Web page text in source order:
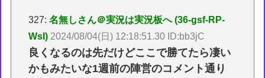
327:名無しさん＠実況は実況板へ (36-gsf-RP-
WsI) 2024/08/04(日) 12:18:51.30 ID:bb3jC
良くなるのは先だけどここで勝てたら凄い
かもみたいな1週前の陣営のコメント通り